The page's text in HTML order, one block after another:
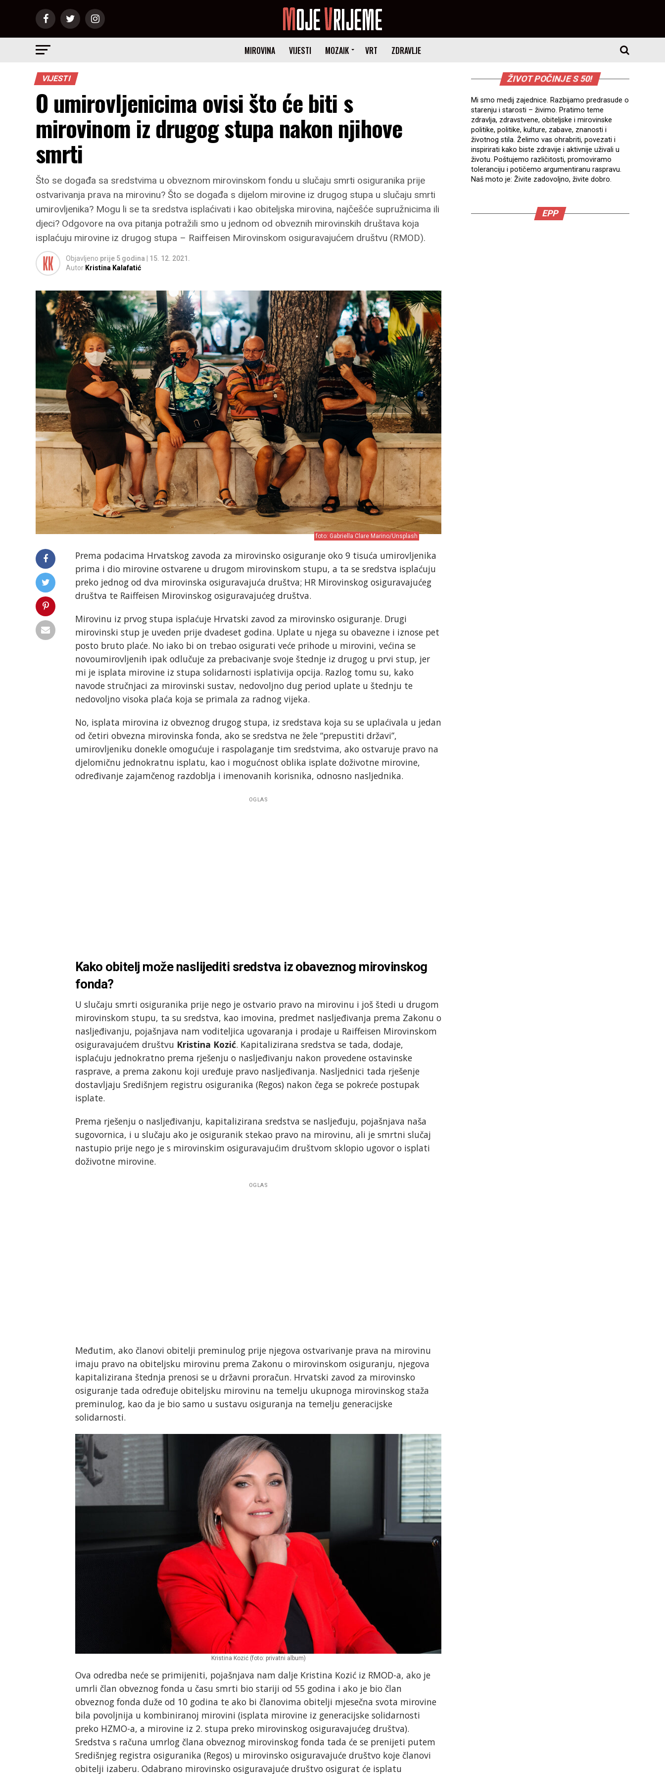
MIROVINA VIJESTI MOZAIK VRT ZDRAVLJE
VIJESTI
O umirovljenicima ovisi što će biti s
mirovinom iz drugog stupa nakon njihove
smrti
Što se događa sa sredstvima u obveznom mirovinskom fondu u slučaju smrti osiguranika prije
ostvarivanja prava na mirovinu? Što se događa s dijelom mirovine iz drugog stupa u slučaju smrti
umirovljenika? Mogu li se ta sredstva isplaćivati i kao obiteljska mirovina, najčešće supružnicima ili
djeci? Odgovore na ova pitanja potražili smo u jednom od obveznih mirovinskih društava koja
isplaćuju mirovine iz drugog stupa – Raiffeisen Mirovinskom osiguravajućem društvu (RMOD).
Objavljeno prije 5 godina
15. 12. 2021.
Autor Kristina Kalafatić
foto: Gabriella Clare Marino/Unsplash
Prema podacima Hrvatskog zavoda za mirovinsko osiguranje oko 9 tisuća umirovljenika
prima i dio mirovine ostvarene u drugom mirovinskom stupu, a ta se sredstva isplaćuju
preko jednog od dva mirovinska osiguravajuća društva; HR Mirovinskog osiguravajućeg
društva te Raiffeisen Mirovinskog osiguravajućeg društva.
Mirovinu iz prvog stupa isplaćuje Hrvatski zavod za mirovinsko osiguranje. Drugi
mirovinski stup je uveden prije dvadeset godina. Uplate u njega su obavezne i iznose pet
posto bruto plaće. No iako bi on trebao osigurati veće prihode u mirovini, većina se
novoumirovljenih ipak odlučuje za prebacivanje svoje štednje iz drugog u prvi stup, jer
mi je isplata mirovine iz stupa solidarnosti isplativija opcija. Razlog tomu su, kako
navode stručnjaci za mirovinski sustav, nedovoljno dug period uplate u štednju te
nedovoljno visoka plaća koja se primala za radnog vijeka.
No, isplata mirovina iz obveznog drugog stupa, iz sredstava koja su se uplaćivala u jedan
od četiri obvezna mirovinska fonda, ako se sredstva ne žele “prepustiti državi”,
umirovljeniku donekle omogućuje i raspolaganje tim sredstvima, ako ostvaruje pravo na
djelomičnu jednokratnu isplatu, kao i mogućnost oblika isplate doživotne mirovine,
određivanje zajamčenog razdoblja i imenovanih korisnika, odnosno nasljednika.
OGLAS
Kako obitelj može naslijediti sredstva iz obaveznog mirovinskog
fonda?
U slučaju smrti osiguranika prije nego je ostvario pravo na mirovinu i još štedi u drugom
mirovinskom stupu, ta su sredstva, kao imovina, predmet nasljeđivanja prema Zakonu o
nasljeđivanju, pojašnjava nam voditeljica ugovaranja i prodaje u Raiffeisen Mirovinskom
osiguravajućem društvu Kristina Kozić. Kapitalizirana sredstva se tada, dodaje,
isplaćuju jednokratno prema rješenju o nasljeđivanju nakon provedene ostavinske
rasprave, a prema zakonu koji uređuje pravo nasljeđivanja. Nasljednici tada rješenje
dostavljaju Središnjem registru osiguranika (Regos) nakon čega se pokreće postupak
isplate.
Prema rješenju o nasljeđivanju, kapitalizirana sredstva se nasljeđuju, pojašnjava naša
sugovornica, i u slučaju ako je osiguranik stekao pravo na mirovinu, ali je smrtni slučaj
nastupio prije nego je s mirovinskim osiguravajućim društvom sklopio ugovor o isplati
doživotne mirovine.
OGLAS
Međutim, ako članovi obitelji preminulog prije njegova ostvarivanje prava na mirovinu
imaju pravo na obiteljsku mirovinu prema Zakonu o mirovinskom osiguranju, njegova
kapitalizirana štednja prenosi se u državni proračun. Hrvatski zavod za mirovinsko
osiguranje tada određuje obiteljsku mirovinu na temelju ukupnoga mirovinskog staža
preminulog, kao da je bio samo u sustavu osiguranja na temelju generacijske
solidarnosti.
Kristina Kozić (foto: privatni album)
Ova odredba neće se primijeniti, pojašnjava nam dalje Kristina Kozić iz RMOD-a, ako je
umrli član obveznog fonda u času smrti bio stariji od 55 godina i ako je bio član
obveznog fonda duže od 10 godina te ako bi članovima obitelji mjesečna svota mirovine
bila povoljnija u kombiniranoj mirovini (isplata mirovine iz generacijske solidarnosti
preko HZMO-a, a mirovine iz 2. stupa preko mirovinskog osiguravajućeg društva).
Sredstva s računa umrlog člana obveznog mirovinskog fonda tada će se prenijeti putem
Središnjeg registra osiguranika (Regos) u mirovinsko osiguravajuće društvo koje članovi
obitelji izaberu. Odabrano mirovinsko osiguravajuće društvo osigurat će isplatu
ŽIVOT POČINJE S 50!
Mi smo medij zajednice. Razbijamo predrasude o
starenju i starosti – živimo. Pratimo teme
zdravlja, zdravstvene, obiteljske i mirovinske
politike, politike, kulture, zabave, znanosti i
životnog stila. Želimo vas ohrabriti, povezati i
inspirirati kako biste zdravije i aktivnije uživali u
životu. Poštujemo različitosti, promoviramo
toleranciju i potičemo argumentiranu raspravu.
Naš moto je: Živite zadovoljno, živite dobro.
EPP